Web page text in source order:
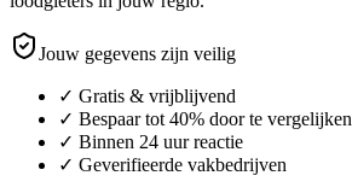
Jouw gegevens zijn veilig
✓ Gratis & vrijblijvend
✓ Bespaar tot 40% door te vergelijken
✓ Binnen 24 uur reactie
✓ Geverifieerde vakbedrijven